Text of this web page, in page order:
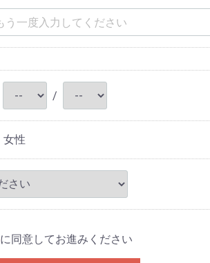
/
女性
に同意してお進みください